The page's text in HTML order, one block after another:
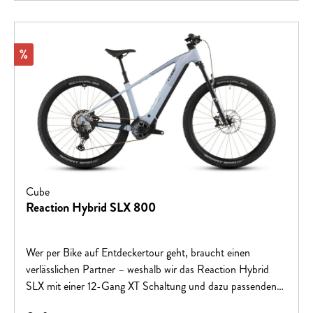
Rabatt
%
Cube
Reaction Hybrid SLX 800
Wer per Bike auf Entdeckertour geht, braucht einen
verlässlichen Partner – weshalb wir das Reaction Hybrid
SLX mit einer 12-Gang XT Schaltung und dazu passenden